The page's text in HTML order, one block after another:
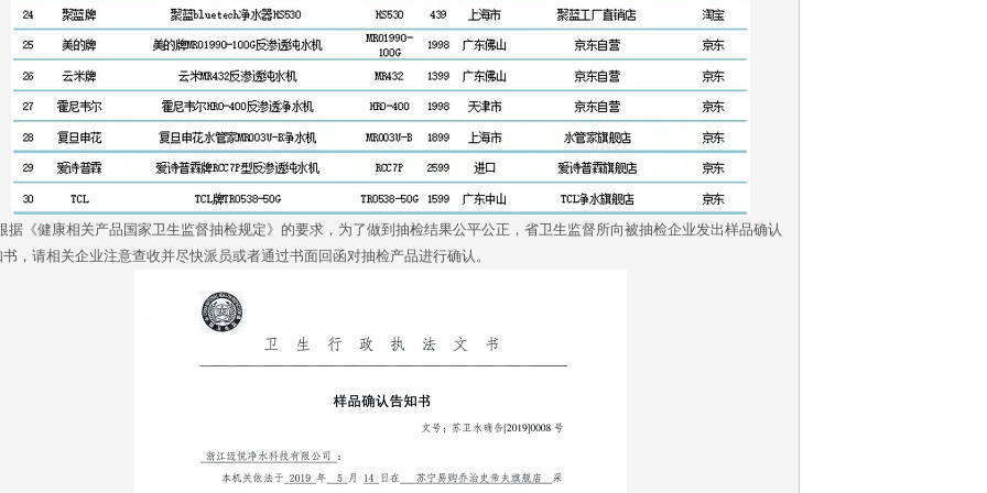
《健康相关产品国家卫生监督抽检规定》的要求，为了做到抽检结果公平公正，省卫生监督所向被抽检企业发出样品确认
，请相关企业注意查收并尽快派员或者通过书面回函对抽检产品进行确认。